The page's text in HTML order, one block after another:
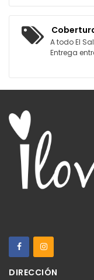
A todo El
Entrega
DIRECCIÓN